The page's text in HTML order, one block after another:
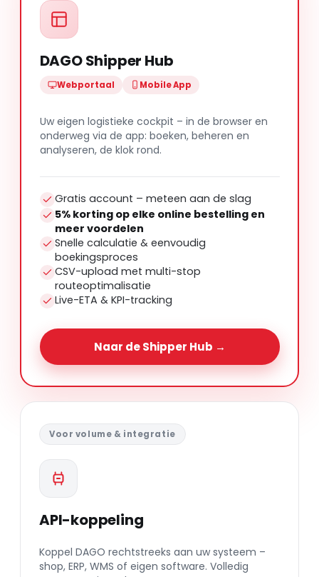
DAGO Shipper Hub
Webportaal Mobile App
Uw eigen logistieke cockpit – in de browser en
onderweg via de app: boeken, beheren en
analyseren, de klok rond.
Gratis account – meteen aan de slag
5% korting op elke online bestelling en
meer voordelen
Snelle calculatie & eenvoudig
boekingsproces
CSV-upload met multi-stop
routeoptimalisatie
Live-ETA & KPI-tracking
Naar de Shipper Hub →
Voor volume & integratie
API-koppeling
Koppel DAGO rechtstreeks aan uw systeem –
shop, ERP, WMS of eigen software. Volledig